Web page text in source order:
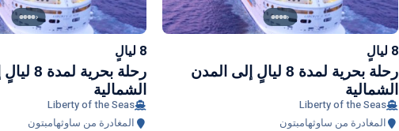
›
8 ليالٍ
رحلة
الشمالية
Liberty of the Seas
المغادرة من ساوثهامبتون
›
8 ليالٍ
رحلة بحرية لمدة 8 ليالٍ إلى المدن
الشمالية
Liberty of the Seas
المغادرة من ساوثهامبتون